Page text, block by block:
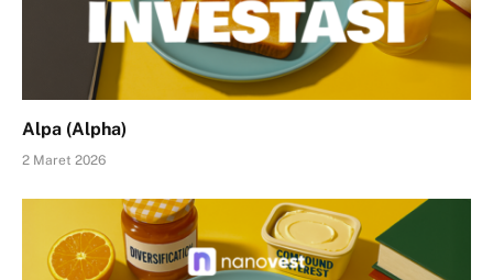
Alpa (Alpha)
2 Maret 2026